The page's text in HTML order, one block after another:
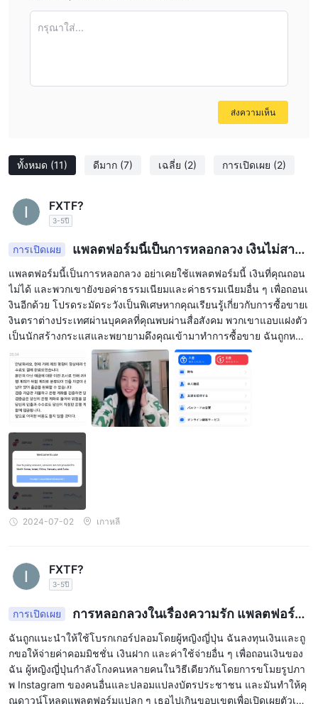
independent due diligence, only use official
ทั้งหมด (11) ดีมาก (7) เฉลี่ย (2) การเปิดเผย (2)
FXTF?
3-5ปี
การเปิดเผย
แพลตฟอร์มนี้เป็นการหลอกลวง เงินไม่สาม
ารถถอนได้
แพลตฟอร์มนี้เป็นการหลอกลวง อย่าเคยใช้แพลตฟอร์มนี้ เงินที่คุณถอน
ไม่ได้ และพวกเขายังขอค่าธรรมเนียมและค่าธรรมเนียมอื่น ๆ เพื่อถอนเ
งินอีกด้วย โปรดระมัดระวังเป็นพิเศษหากคุณเรียนรู้เกี่ยวกับการซื้อขายเ
งินตราต่างประเทศผ่านบุคคลที่คุณพบผ่านสื่อสังคม พวกเขาแอบแฝงตัว
เป็นนักสร้างกระแสและพยายามดึงคุณเข้ามาทำการซื้อขาย ฉันถูกหลอ
กลวงโดยคนญี่ปุ่น และเธอบังคับให้เธอเปิดเผยใบหน้าเพื่อหลอกลวงฉัน
ให้สูญเสียเงินมากขึ้น
2024-07-02 เกาหลี
FXTF?
3-5ปี
การเปิดเผย
การหลอกลวงในเรื่องความรัก แพลตฟอร์ม
ปลอม ไม่สามารถถอนเงินได้
ฉันถูกแนะนำให้ใช้โบรกเกอร์ปลอมโดยผู้หญิงญี่ปุ่น ฉันลงทุนเงินและถู
กขอให้จ่ายค่าคอมมิชชั่น เงินฝาก และค่าใช้จ่ายอื่น ๆ เพื่อถอนเงินของ
ฉัน ผู้หญิงญี่ปุ่นกำลังโกงคนหลายคนในวิธีเดียวกันโดยการขโมยรูปภา
พ Instagram ของคนอื่นและปลอมแปลงบัตรประชาชน และมันทำให้คุ
ณดาวน์โหลดแพลตฟอร์มแปลก ๆ เธอไปเกินขอบเขตเพื่อเปิดเผยตัวเอง
กรุณาใส่...
ส่งความเห็น